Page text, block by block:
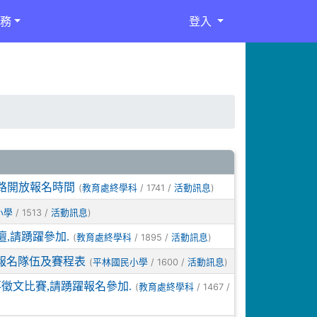
登入
開放報名時間 (教育處終學科 / 1741 / 活動訊息 )
學 / 1513 / 活動訊息 )
,請踴躍參加. (教育處終學科 / 1895 / 活動訊息 )
名隊伍及賽程表 (平林國民小學 / 1600 / 活動訊息 )
文比賽,請踴躍報名參加. (教育處終學科 / 1467 /